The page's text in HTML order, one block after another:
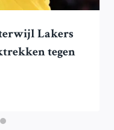
Lakers
tegen